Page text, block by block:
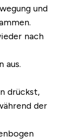
und
nach
aus.
drückst,
der